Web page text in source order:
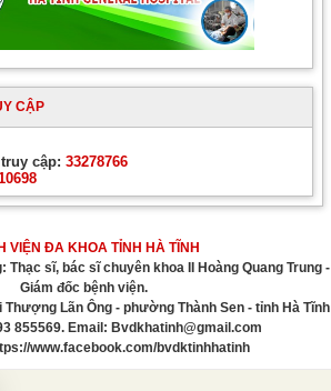
CẬP
cập: 33278766
VIỆN ĐA KHOA TỈNH HÀ TĨNH
Thạc sĩ, bác sĩ chuyên khoa II Hoàng Quang Trung -
Giám đốc bệnh viện.
Lãn Ông - phường Thành Sen - tỉnh Hà Tĩnh
855569. Email: Bvdkhatinh@gmail.com
www.facebook.com/bvdktinhhatinh